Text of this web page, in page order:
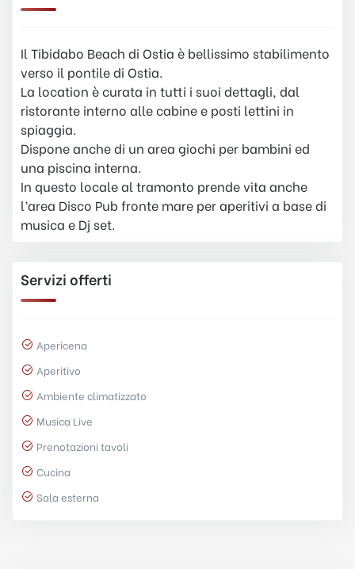
Il Tibidabo Beach di Ostia è bellissimo stabilimento
verso il pontile di Ostia.
La location è curata in tutti i suoi dettagli, dal
ristorante interno alle cabine e posti lettini in
spiaggia.
Dispone anche di un area giochi per bambini ed
una piscina interna.
In questo locale al tramonto prende vita anche
l’area Disco Pub fronte mare per aperitivi a base di
musica e Dj set.
Servizi offerti
Apericena
Aperitivo
Ambiente climatizzato
Musica Live
Prenotazioni tavoli
Cucina
Sala esterna